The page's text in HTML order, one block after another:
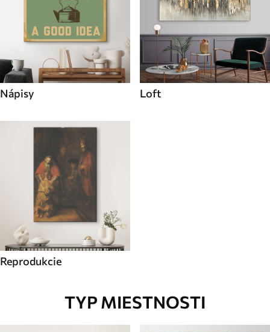
Nápisy Loft
Reprodukcie
TYP MIESTNOSTI